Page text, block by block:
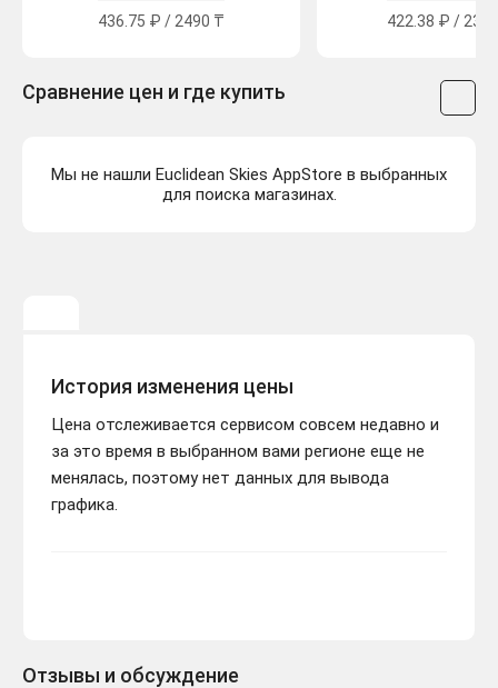
436.75 ₽ / 2490 ₸ 422.38 ₽ /
Сравнение цен и где купить
Мы не нашли Euclidean Skies AppStore в выбранных
для поиска магазинах.
История изменения цены
Цена отслеживается сервисом совсем недавно и
за это время в выбранном вами регионе еще не
менялась, поэтому нет данных для вывода
графика.
Отзывы и обсуждение